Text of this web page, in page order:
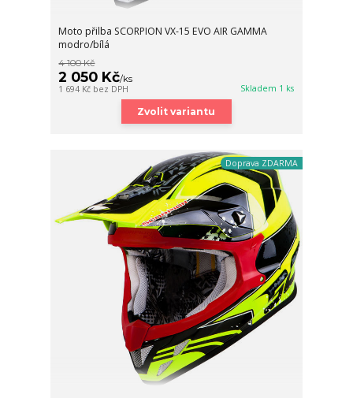
Moto přilba SCORPION VX-15 EVO AIR GAMMA
modro/bílá
4 100 Kč
2 050 Kč/ks
1 694 Kč bez DPH Skladem 1 ks
Zvolit variantu
Doprava ZDARMA